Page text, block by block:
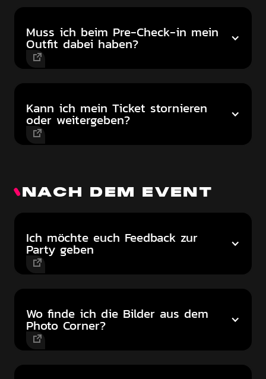
Muss ich beim Pre-Check-in mein
Outfit dabei haben?
Kann ich mein Ticket stornieren
oder weitergeben?
NACH DEM EVENT
Ich möchte euch Feedback zur
Party geben
Wo finde ich die Bilder aus dem
Photo Corner?